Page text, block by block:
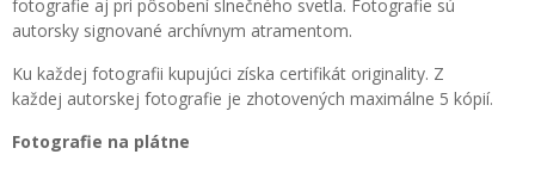
fotografie aj pri pôsobení slnečného svetla. Fotografie sú
autorsky signované archívnym atramentom.
Ku každej fotografii kupujúci získa certifikát originality. Z
každej autorskej fotografie je zhotovených maximálne 5 kópií.
Fotografie na plátne